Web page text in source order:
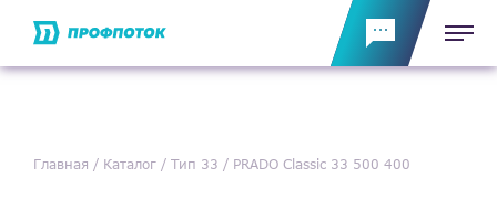
Главная Каталог Тип 33 PRADO Classic 33 500 400